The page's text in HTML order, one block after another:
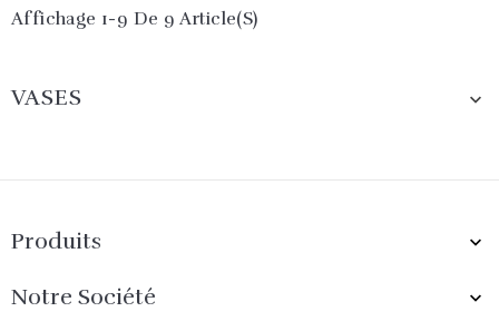
Affichage 1-9 De 9 Article(s)
VASES 
Produits 
Notre Société 